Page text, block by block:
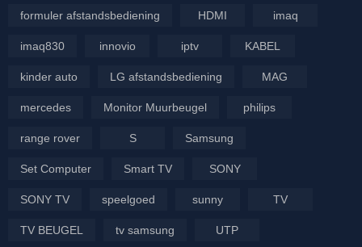
formuler afstandsbediening HDMI imaq
imaq830 innovio iptv KABEL
kinder auto LG afstandsbediening MAG
mercedes Monitor Muurbeugel philips
range rover S Samsung
Set Computer Smart TV SONY
SONY TV speelgoed sunny TV
TV BEUGEL tv samsung UTP